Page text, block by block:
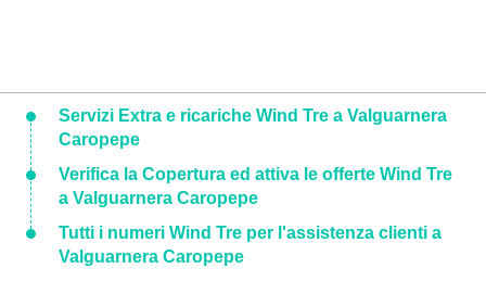
Servizi Extra e ricariche Wind Tre a Valguarnera
Caropepe
Verifica la Copertura ed attiva le offerte Wind Tre
a Valguarnera Caropepe
Tutti i numeri Wind Tre per l'assistenza clienti a
Valguarnera Caropepe